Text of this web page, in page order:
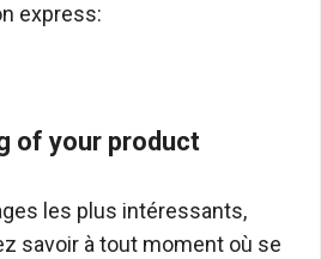
express:
of your product
les plus intéressants,
savoir à tout moment où se